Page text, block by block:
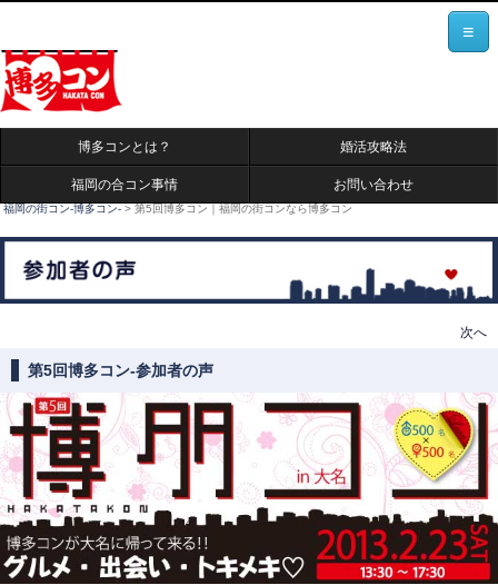
≡
博多コンとは？ 婚活攻略法
福岡の合コン事情 お問い合わせ
福岡の街コン-博多コン- > 第5回博多コン｜福岡の街コンなら博多コン
次へ
第5回博多コン-参加者の声